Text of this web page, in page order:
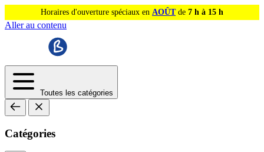
Horaires d'ouverture spéciaux en AOÛTde 7 h à 15 h
Aller au contenu
Toutes les catégories
Catégories